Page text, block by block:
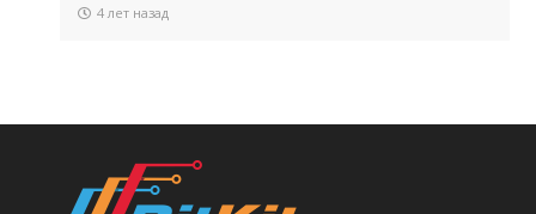
4 лет назад